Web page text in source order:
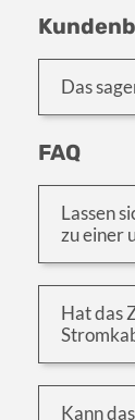
Das
FAQ
Lassen
zu einer
Hat das
Kann